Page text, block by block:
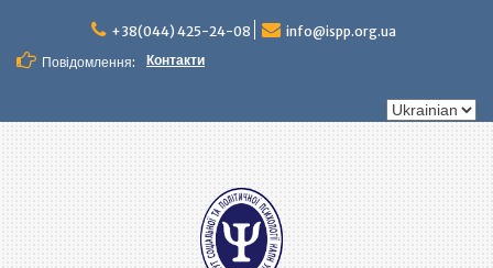
вмісту
+38(044) 425-24-08
info@ispp.org.ua
Повідомлення:
Контакти
Вибрати